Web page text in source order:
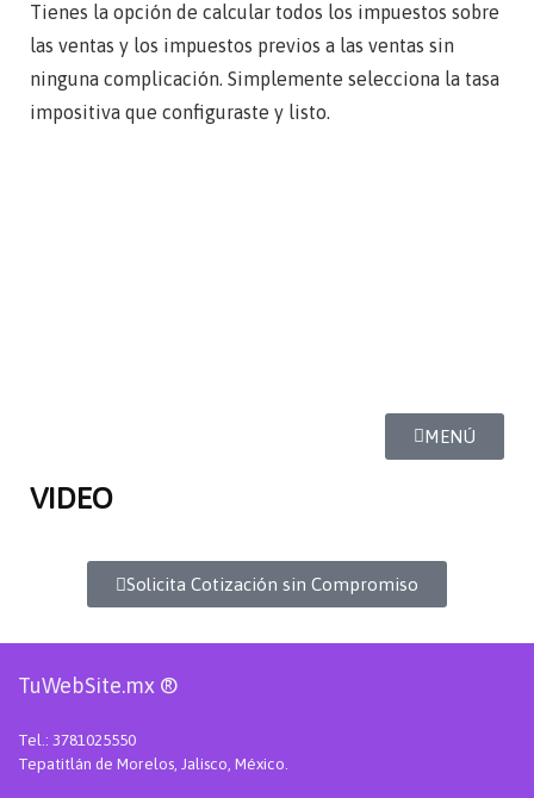
Tienes la opción de calcular todos los impuestos sobre
las ventas y los impuestos previos a las ventas sin
ninguna complicación. Simplemente selecciona la tasa
impositiva que configuraste y listo.
MENÚ
VIDEO
Solicita Cotización sin Compromiso
TuWebSite.mx ®
Tel.: 3781025550
Tepatitlán de Morelos, Jalisco, México.